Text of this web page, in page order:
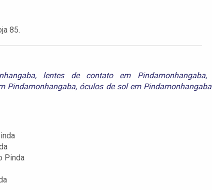
85.
, lentes de contato em Pindamonhangaba,
Pindamonhangaba, óculos de sol em Pindamonhangaba
Pinda